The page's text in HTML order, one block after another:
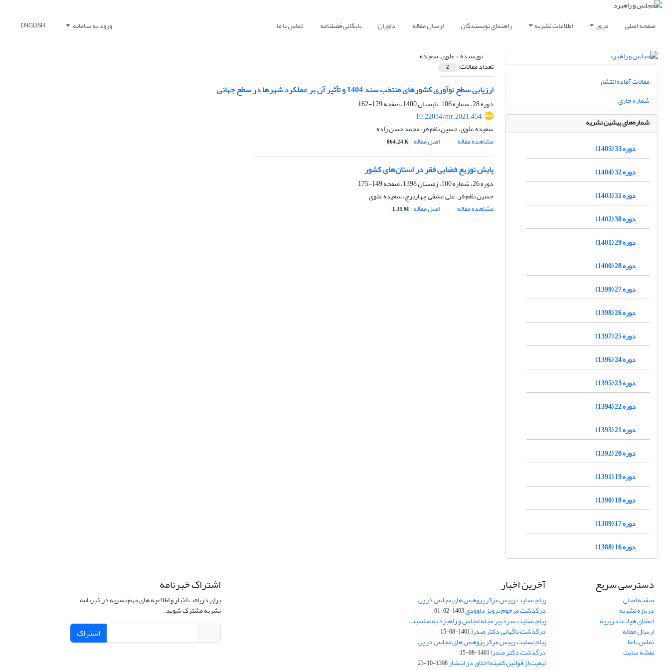
صفحه اصلی مرور اطلاعات نشریه راهنمای نویسندگان ارسال مقاله داوران بایگانی فصلنامه تماس با ما ورود به سامانه ENGLISH
نویسنده =علوی، سعیده
تعداد مقالات: 2
ارزیابی سطح نوآوری کشورهای منتخب سند 1404 و تأثیر آن بر عملکرد شهرها در سطح جهانی
دوره 28، شماره 106، تابستان 1400، صفحه
129-162
10.22034/mr.2021.454
سعیده علوی، حسین نظم فر، محمد حسن زاده
مشاهده مقاله
اصل مقاله 864.24 K
پایش توزیع فضایی فقر در استان‌های کشور
دوره 26، شماره 100، زمستان 1398، صفحه
149-175
حسین نظم فر، علی عشقی چهاربرج، سعیده علوی
مشاهده مقاله
اصل مقاله 1.35 M
مقالات آماده انتشار
شماره جاری
شماره‌های پیشین نشریه
دوره 33 (1405)
دوره 32 (1404)
دوره 31 (1403)
دوره 30 (1402)
دوره 29 (1401)
دوره 28 (1400)
دوره 27 (1399)
دوره 26 (1398)
دوره 25 (1397)
دوره 24 (1396)
دوره 23 (1395)
دوره 22 (1394)
دوره 21 (1393)
دوره 20 (1392)
دوره 19 (1391)
دوره 18 (1390)
دوره 17 (1389)
دوره 16 (1388)
دسترسی سریع
صفحه اصلی
درباره نشریه
اعضای هیات تحریریه
ارسال مقاله
تماس با ما
نقشه سایت
آخرین اخبار
پیام تسلیت رییس مرکز پژوهش های مجلس در پی
درگذشت مرحوم پرویز داوودی1403-02-01
پیام تسلیت سردبیر مجله مجلس و راهبرد به مناسبت
درگذشت ناگهانی دکتر صدرا1401-08-15
پیام تسلیت رییس مرکز پژوهش های مجلس در پی
درگذشت دکتر صدرا1401-08-15
تبعیت از قوانین کمیته اخلاق در انتشار1398-10-23
اشتراک خبرنامه
برای دریافت اخبار و اطلاعیه های مهم نشریه در خبرنامه
نشریه مشترک شوید.
اشتراک